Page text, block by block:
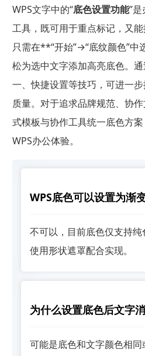
WPS文字中的“底色设置功能”
工具，既可用于重点标记，又能
只需在**“开始”→“底纹颜色”
松为选中文字添加高亮底色。
一、快捷设置等技巧，可进一
质量。对于追求品牌规范、协
式模板与协作工具统一底色方
WPS办公体验。
WPS底色可以设置为渐
不可以，目前底色仅支持
使用形状遮罩配合实现。
为什么设置底色后文字
可能是底色和文字颜色相